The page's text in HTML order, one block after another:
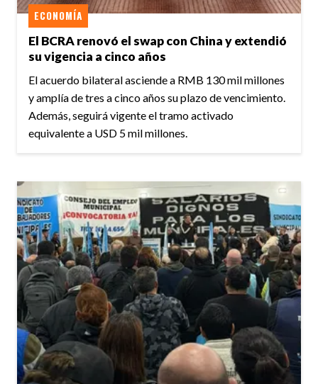
El BCRA renovó el swap con China y extendió
su vigencia a cinco años
ECONOMÍA
El acuerdo bilateral asciende a RMB 130 mil millones
y amplía de tres a cinco años su plazo de vencimiento.
Además, seguirá vigente el tramo activado
equivalente a USD 5 mil millones.